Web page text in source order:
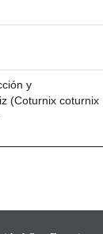
y
(Coturnix coturnix